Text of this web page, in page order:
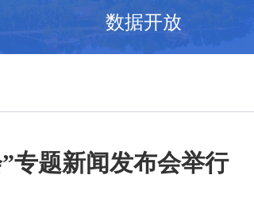
数据开放
专题新闻发布会举行